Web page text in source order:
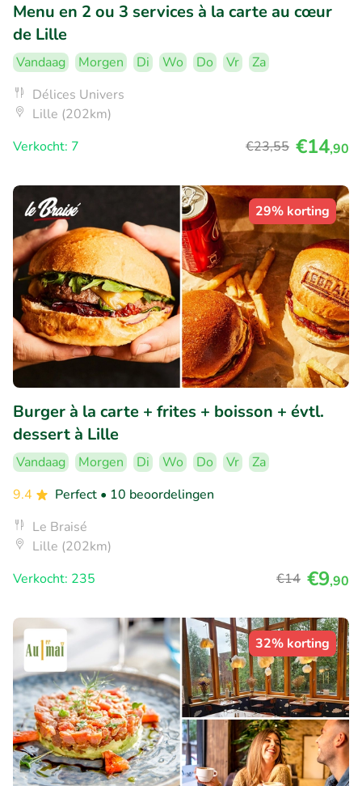
Menu en 2 ou 3 services à la carte au cœur
de Lille
Vandaag Morgen Di Wo Do Vr
Za
Délices Univers
Lille (202km)
Verkocht: 7
€23,55 €14,90
29% korting
Burger à la carte + frites + boisson + évtl.
dessert à Lille
Vandaag Morgen Di Wo Do Vr
Za
9.4
Perfect • 10 beoordelingen
Le Braisé
Lille (202km)
Verkocht: 235
€14 €9,90
32% korting